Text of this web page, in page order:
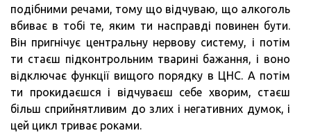
подібними речами, тому що відчуваю, що алкоголь
вбиває в тобі те, яким ти насправді повинен бути.
Він пригнічує центральну нервову систему, і потім
ти стаєш підконтрольним тварині бажання, і воно
відключає функції вищого порядку в ЦНС. А потім
ти прокидаєшся і відчуваєш себе хворим, стаєш
більш сприйнятливим до злих і негативних думок, і
цей цикл триває роками.